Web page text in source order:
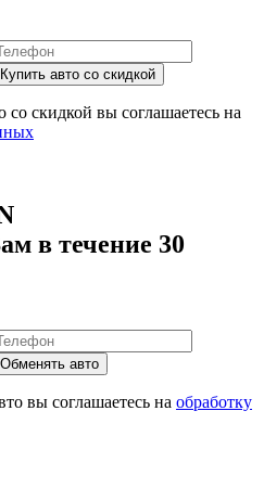
Купить авто со скидкой
скидкой вы соглашаетесь на
в течение 30
Обменять авто
вы соглашаетесь на обработку